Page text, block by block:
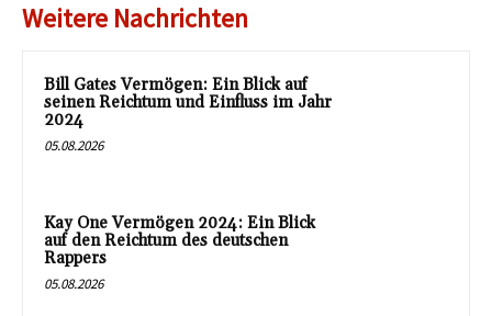
Weitere Nachrichten
Bill Gates Vermögen: Ein Blick auf
seinen Reichtum und Einfluss im Jahr
2024
05.08.2026
Kay One Vermögen 2024: Ein Blick
auf den Reichtum des deutschen
Rappers
05.08.2026